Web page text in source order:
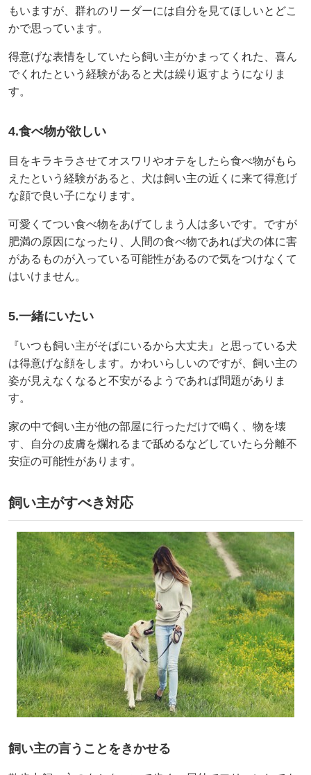
もいますが、群れのリーダーには自分を見てほしいとどこ
かで思っています。
得意げな表情をしていたら飼い主がかまってくれた、喜ん
でくれたという経験があると犬は繰り返すようになりま
す。
4.食べ物が欲しい
目をキラキラさせてオスワリやオテをしたら食べ物がもら
えたという経験があると、犬は飼い主の近くに来て得意げ
な顔で良い子になります。
可愛くてつい食べ物をあげてしまう人は多いです。ですが
肥満の原因になったり、人間の食べ物であれば犬の体に害
があるものが入っている可能性があるので気をつけなくて
はいけません。
5.一緒にいたい
『いつも飼い主がそばにいるから大丈夫』と思っている犬
は得意げな顔をします。かわいらしいのですが、飼い主の
姿が見えなくなると不安がるようであれば問題がありま
す。
家の中で飼い主が他の部屋に行っただけで鳴く、物を壊
す、自分の皮膚を爛れるまで舐めるなどしていたら分離不
安症の可能性があります。
飼い主がすべき対応
飼い主の言うことをきかせる